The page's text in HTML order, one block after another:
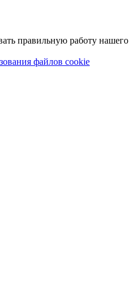
правильную работу нашего
файлов cookie